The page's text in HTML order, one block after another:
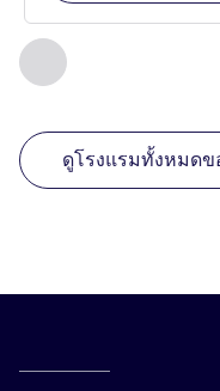
ก่อนหน้า - สถานปร
หน้า1 , สถานปร
ดูโรงแรมทั้งหมดข